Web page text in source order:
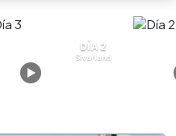
DÍA 2
Sivarland